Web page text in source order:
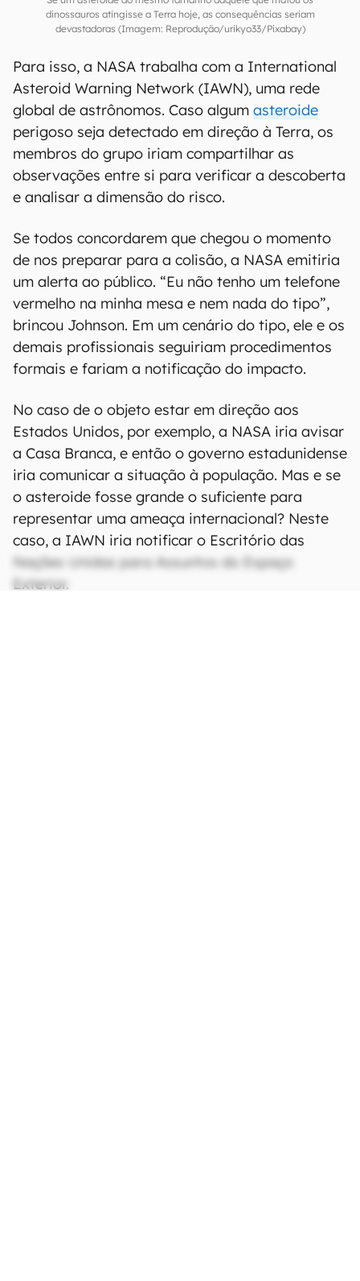
dinossauros atingisse a Terra hoje, as consequências seriam
devastadoras (Imagem: Reprodução/urikyo33/Pixabay)
Para isso, a NASA trabalha com a International
Asteroid Warning Network (IAWN), uma rede
global de astrônomos. Caso algum asteroide
perigoso seja detectado em direção à Terra, os
membros do grupo iriam compartilhar as
observações entre si para verificar a descoberta
e analisar a dimensão do risco.
Se todos concordarem que chegou o momento
de nos preparar para a colisão, a NASA emitiria
um alerta ao público. “Eu não tenho um telefone
vermelho na minha mesa e nem nada do tipo”,
brincou Johnson. Em um cenário do tipo, ele e os
demais profissionais seguiriam procedimentos
formais e fariam a notificação do impacto.
No caso de o objeto estar em direção aos
Estados Unidos, por exemplo, a NASA iria avisar
a Casa Branca, e então o governo estadunidense
iria comunicar a situação à população. Mas e se
o asteroide fosse grande o suficiente para
representar uma ameaça internacional? Neste
caso, a IAWN iria notificar o Escritório das
Nações Unidas para Assuntos do Espaço
Exterior.